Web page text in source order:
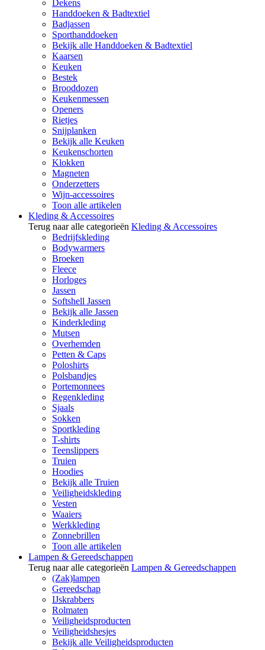
Dekens
Handdoeken & Badtextiel
Badjassen
Sporthanddoeken
Bekijk alle Handdoeken & Badtextiel
Kaarsen
Keuken
Bestek
Brooddozen
Keukenmessen
Openers
Rietjes
Snijplanken
Bekijk alle Keuken
Keukenschorten
Klokken
Magneten
Onderzetters
Wijn-accessoires
Toon alle artikelen
Kleding & Accessoires
Terug naar alle categorieën Kleding & Accessoires
Bedrijfskleding
Bodywarmers
Broeken
Fleece
Horloges
Jassen
Softshell Jassen
Bekijk alle Jassen
Kinderkleding
Mutsen
Overhemden
Petten & Caps
Poloshirts
Polsbandjes
Portemonnees
Regenkleding
Sjaals
Sokken
Sportkleding
T-shirts
Teenslippers
Truien
Hoodies
Bekijk alle Truien
Veiligheidskleding
Vesten
Waaiers
Werkkleding
Zonnebrillen
Toon alle artikelen
Lampen & Gereedschappen
Terug naar alle categorieën Lampen & Gereedschappen
(Zak)lampen
Gereedschap
IJskrabbers
Rolmaten
Veiligheidsproducten
Veiligheidshesjes
Bekijk alle Veiligheidsproducten